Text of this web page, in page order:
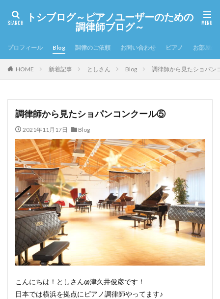
トシブログ～ピアノユーザーのための
調律師ブログ～
プロフィール Blog 調律のご依頼 お問い合わせ ピアノ お部屋の
HOME 新着記事 としさん Blog 調律師から見たショパ
調律師から見たショパンコンクール⑤
2021年11月17日 Blog
こんにちは！としさん@津久井俊彦です！
日本では横浜を拠点にピアノ調律師やってます♪